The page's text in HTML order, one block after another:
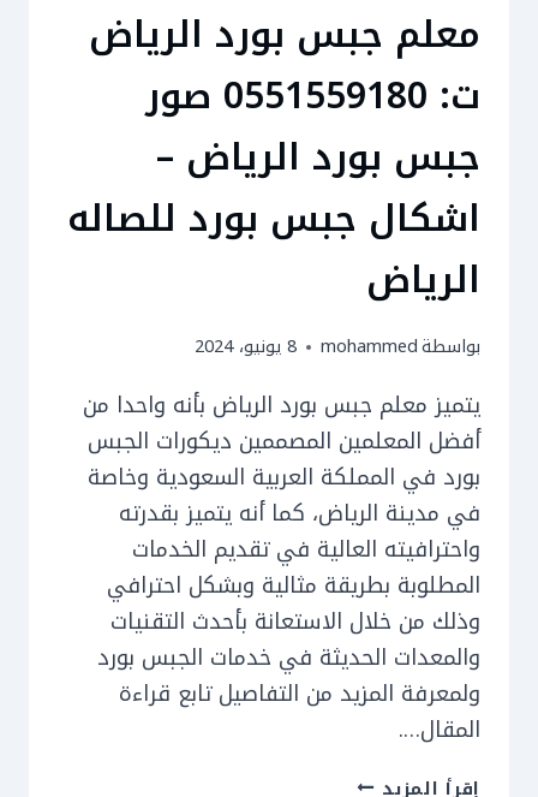
معلم جبس بورد الرياض
ت: 0551559180 صور
جبس بورد الرياض –
اشكال جبس بورد للصاله
الرياض
بواسطةmohammed 8 يونيو، 2024
يتميز معلم جبس بورد الرياض بأنه واحدا من
أفضل المعلمين المصممين ديكورات الجبس
بورد في المملكة العربية السعودية وخاصة
في مدينة الرياض، كما أنه يتميز بقدرته
واحترافيته العالية في تقديم الخدمات
المطلوبة بطريقة مثالية وبشكل احترافي
وذلك من خلال الاستعانة بأحدث التقنيات
والمعدات الحديثة في خدمات الجبس بورد
ولمعرفة المزيد من التفاصيل تابع قراءة
المقال….
إقرأ المزيدمعلم